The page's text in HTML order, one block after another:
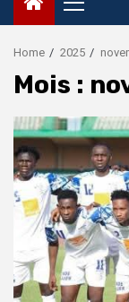
Primary
Menu
Home 2025
Mois :